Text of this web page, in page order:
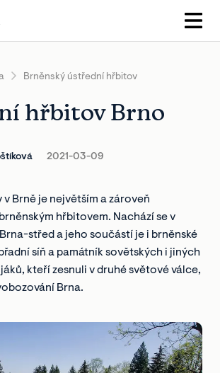
Brněnský ústřední hřbitov
hřbitov Brno
2021-03-09
Brně je největším a zároveň
hřbitovem. Nachází se v
střed a jeho součástí je i brněnské
síň a památník sovětských i jiných
kteří zesnuli v druhé světové válce,
Brna.